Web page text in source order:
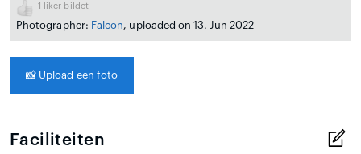
1 liker bildet
Photographer: Falcon, uploaded on 13. Jun 2022
📸 Upload een foto
Faciliteiten